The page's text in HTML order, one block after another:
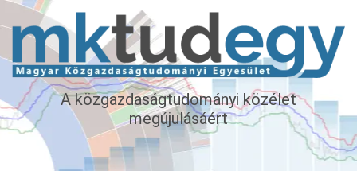
A közgazdaságtudományi közélet
megújulásáért